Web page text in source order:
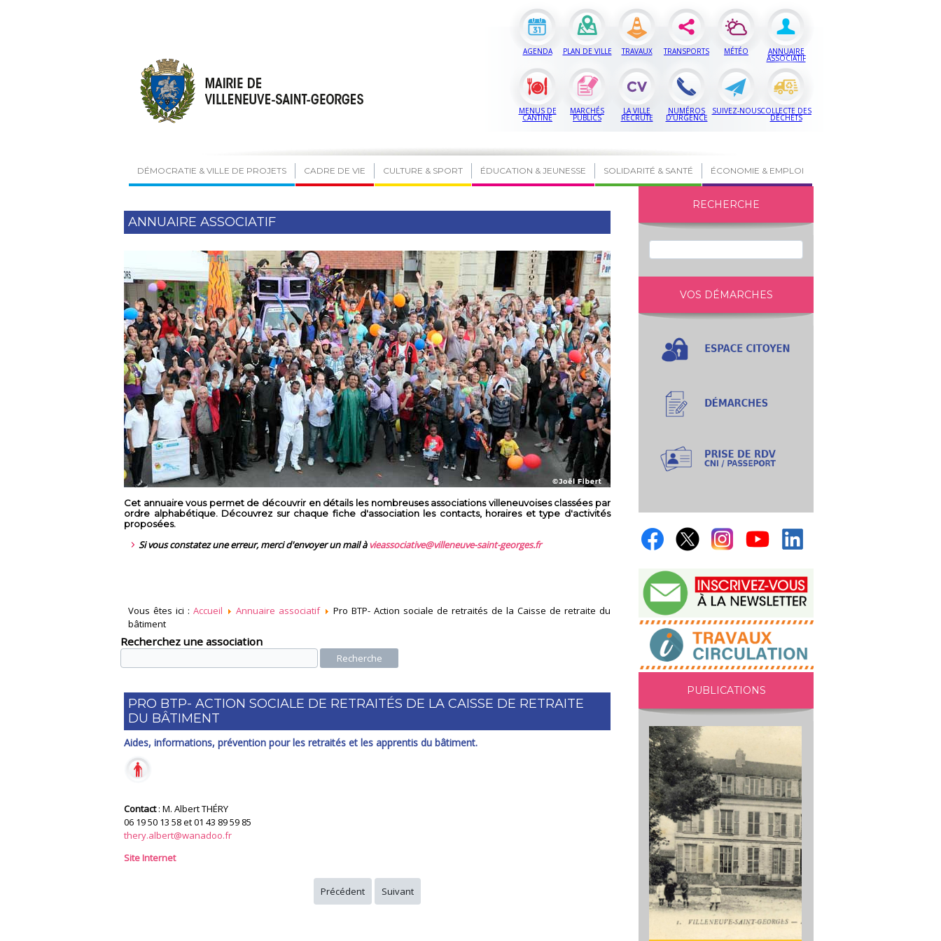
AGENDA PLAN DE VILLE TRAVAUX TRANSPORTS MÉTÉO ANNUAIRE
ASSOCIATIF
MENUS DE
CANTINE
MARCHÉS
PUBLICS
LA VILLE
RECRUTE
NUMÉROS
D’URGENCE
SUIVEZ-NOUSCOLLECTE DES
DÉCHETS
DÉMOCRATIE & VILLE DE PROJETS CADRE DE VIE CULTURE & SPORT ÉDUCATION & JEUNESSE SOLIDARITÉ & SANTÉ ÉCONOMIE & EMPLOI
ANNUAIRE ASSOCIATIF
Cet annuaire vous permet de découvrir en détails les nombreuses associations villeneuvoises classées par
ordre alphabétique. Découvrez sur chaque fiche d'association les contacts, horaires et type d'activités
proposées.
Si vous constatez une erreur, merci d'envoyer un mail àvieassociative@villeneuve-saint-georges.fr
Vous êtes ici : Accueil Annuaire associatif
Pro BTP- Action sociale de retraités de la Caisse de retraite du
bâtiment
Recherchez une association
Recherche
PRO BTP- ACTION SOCIALE DE RETRAITÉS DE LA CAISSE DE RETRAITE
DU BÂTIMENT
Aides, informations, prévention pour les retraités et les apprentis du bâtiment.
Contact: M. Albert THÉRY
06 19 50 13 58 et 01 43 89 59 85
thery.albert@wanadoo.fr
Site Internet
Précédent Suivant
RECHERCHE
VOS DÉMARCHES
PUBLICATIONS